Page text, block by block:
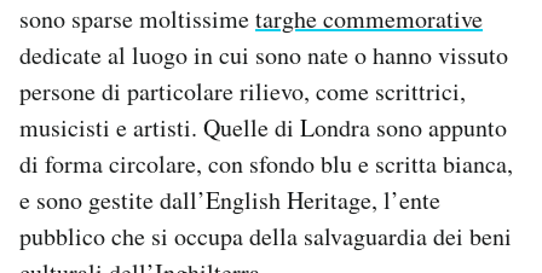
sono sparse moltissimetarghe commemorative
dedicate al luogo in cui sono nate o hanno vissuto
persone di particolare rilievo, come scrittrici,
musicisti e artisti. Quelle di Londra sono appunto
di forma circolare, con sfondo blu e scritta bianca,
e sono gestite dall’English Heritage, l’ente
pubblico che si occupa della salvaguardia dei beni